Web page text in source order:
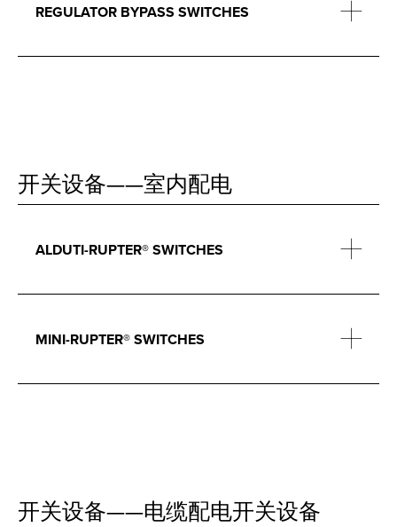
REGULATOR BYPASS SWITCHES
开关设备——室内配电
ALDUTI-RUPTER® SWITCHES
MINI-RUPTER® SWITCHES
开关设备——电缆配电开关设备